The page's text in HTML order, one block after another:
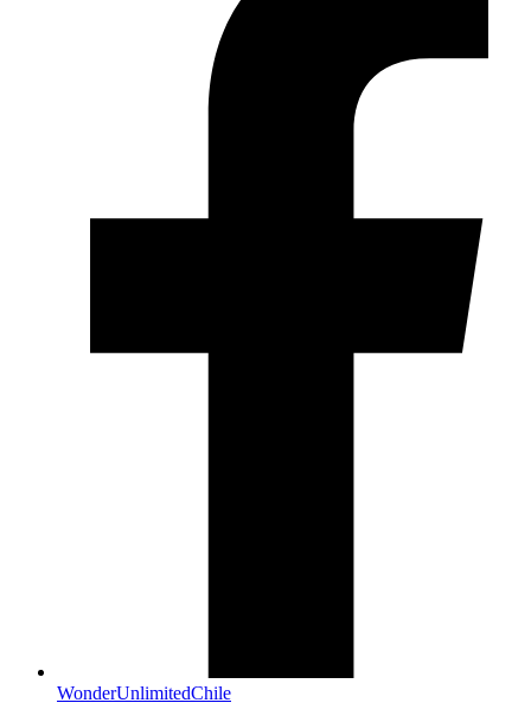
WonderUnlimitedChile